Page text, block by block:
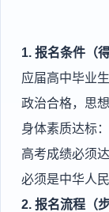
1. 报名条件（
应届高中毕业
政治合格，思
身体素质达标
高考成绩必须
必须是中华人
2. 报名流程（